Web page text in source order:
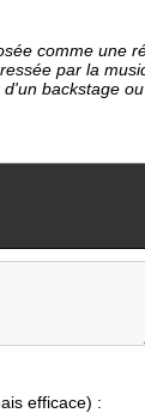
comme une
par la
backstage
efficace) :